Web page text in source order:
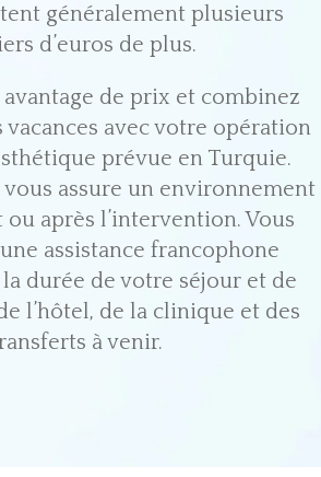
généralement plusieurs
d’euros de plus.
de prix et combinez
vacances avec votre opération
prévue en Turquie.
assure un environnement
après l’intervention. Vous
assistance francophone
durée de votre séjour et de
l’hôtel, de la clinique et des
à venir.